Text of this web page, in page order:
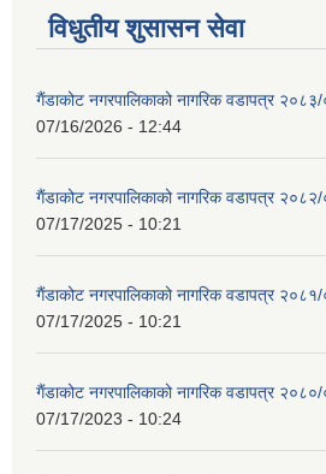
विधुतीय शुसासन सेवा
गैंडाकोट नगरपालिकाको नागरिक वडापत्र
07/16/2026 - 12:44
गैंडाकोट नगरपालिकाको नागरिक वडापत्र
07/17/2025 - 10:21
गैंडाकोट नगरपालिकाको नागरिक वडापत्र
07/17/2025 - 10:21
गैंडाकोट नगरपालिकाको नागरिक वडापत्र
07/17/2023 - 10:24